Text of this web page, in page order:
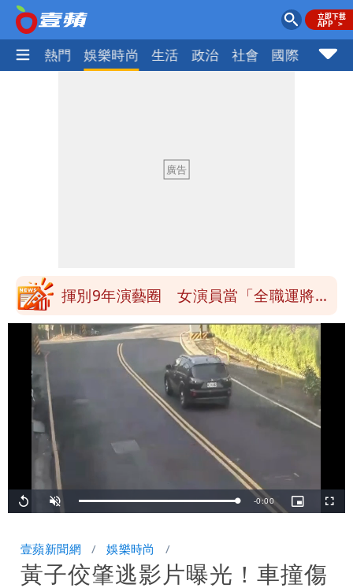
焦點 熱門 娛樂時尚 生活 政治 社會 國際 財經
回1句笑翻10萬人
白海豚不放假「跟巴威差別在這裡」 蔣
揮別9年演藝圈 女演員當「全職運將」
公布收入比拍戲賺更多
他二刷《蜘蛛人》一路劇透 周圍觀眾氣
白海豚發威！內褲掛陽台被吹走 議員神
回1句笑翻10萬人
白海豚不放假「跟巴威差別在這裡」 蔣
萬安：這很清楚標準一致
Replay Unmute Loaded:
100.00%
Remaining
-0:00
Picture-
in-
壹蘋新聞網 娛樂時尚
黃子佼肇逃影片曝光！車撞傷